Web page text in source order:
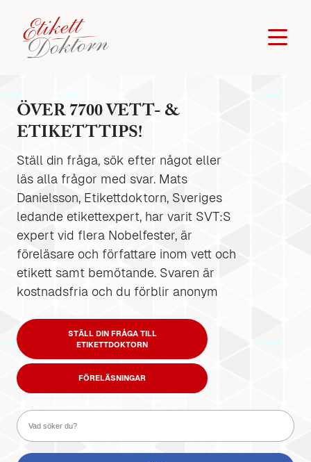
ÖVER 7700 VETT- &
ETIKETTTIPS!
Ställ din fråga, sök efter något eller
läs alla frågor med svar. Mats
Danielsson, Etikettdoktorn, Sveriges
ledande etikettexpert, har varit SVT:S
expert vid flera Nobelfester, är
föreläsare och författare inom vett och
etikett samt bemötande. Svaren är
kostnadsfria och du förblir anonym
STÄLL DIN FRÅGA TILL
ETIKETTDOKTORN
FÖRELÄSNINGAR